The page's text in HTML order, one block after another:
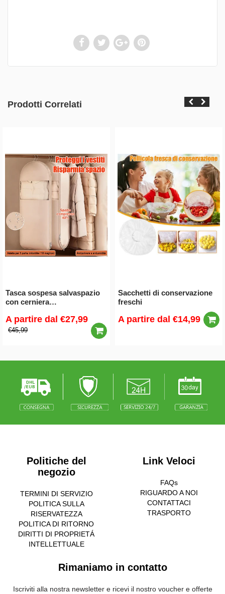
Prodotti Correlati
Tasca sospesa salvaspazio
con cerniera
A partire dal €27,99
€45,99
Sacchetti di conservazione
freschi
A partire dal €14,99
Politiche del
negozio
TERMINI DI SERVIZIO
POLITICA SULLA
RISERVATEZZA
POLITICA DI RITORNO
DIRITTI DI PROPRIETÁ
INTELLETTUALE
Link Veloci
FAQs
RIGUARDO A NOI
CONTATTACI
TRASPORTO
Rimaniamo in contatto
Iscriviti alla nostra newsletter e ricevi il nostro voucher e offerte